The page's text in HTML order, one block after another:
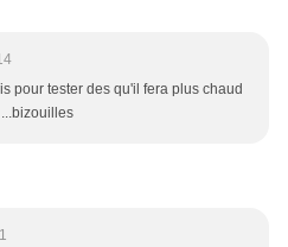
pour tester des qu'il fera plus chaud